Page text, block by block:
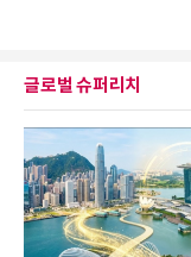
글로벌 슈퍼리치